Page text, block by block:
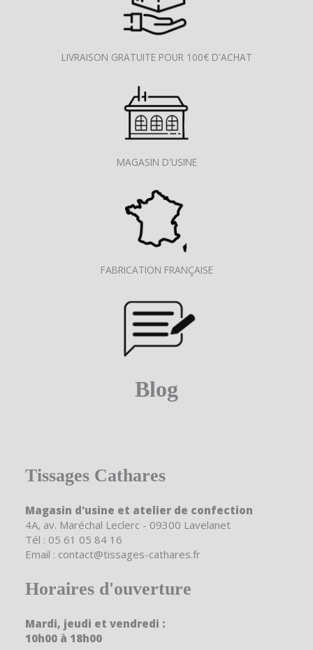
LIVRAISON GRATUITE POUR 100€ D'ACHAT
MAGASIN D'USINE
FABRICATION FRANÇAISE
Blog
Tissages Cathares
Magasin d'usine et atelier de confection
4A, av. Maréchal Leclerc - 09300 Lavelanet
Tél : 05 61 05 84 16
Email : contact@tissages-cathares.fr
Horaires d'ouverture
Mardi, jeudi et vendredi :
10h00 à 18h00